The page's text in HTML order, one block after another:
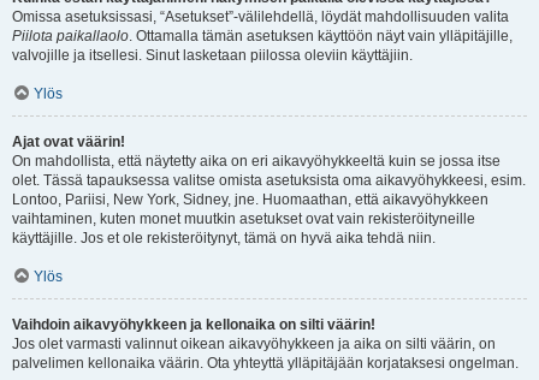
Omissa asetuksissasi, “Asetukset”-välilehdellä, löydät mahdollisuuden valita
Piilota paikallaolo. Ottamalla tämän asetuksen käyttöön näyt vain ylläpitäjille,
valvojille ja itsellesi. Sinut lasketaan piilossa oleviin käyttäjiin.
Ylös
Ajat ovat väärin!
On mahdollista, että näytetty aika on eri aikavyöhykkeeltä kuin se jossa itse
olet. Tässä tapauksessa valitse omista asetuksista oma aikavyöhykkeesi, esim.
Lontoo, Pariisi, New York, Sidney, jne. Huomaathan, että aikavyöhykkeen
vaihtaminen, kuten monet muutkin asetukset ovat vain rekisteröityneille
käyttäjille. Jos et ole rekisteröitynyt, tämä on hyvä aika tehdä niin.
Ylös
Vaihdoin aikavyöhykkeen ja kellonaika on silti väärin!
Jos olet varmasti valinnut oikean aikavyöhykkeen ja aika on silti väärin, on
palvelimen kellonaika väärin. Ota yhteyttä ylläpitäjään korjataksesi ongelman.